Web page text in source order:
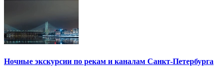
Ночные экскурсии по рекам и каналам Санкт-Петербурга